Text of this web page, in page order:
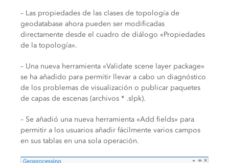
– Las propiedades de las clases de topología de
geodatabase ahora pueden ser modificadas
directamente desde el cuadro de diálogo «Propiedades
de la topología».
– Una nueva herramienta «Validate scene layer package»
se ha añadido para permitir llevar a cabo un diagnóstico
de los problemas de visualización o publicar paquetes
de capas de escenas (archivos * .slpk).
– Se añadió una nueva herramienta «Add fields» para
permitir a los usuarios añadir fácilmente varios campos
en sus tablas en una sola operación.